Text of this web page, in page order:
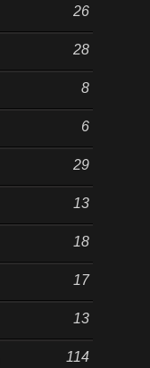
26
28
8
6
29
13
18
17
13
114